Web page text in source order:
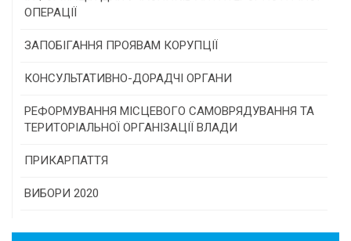
самоврядування
Конкурс інститутів громадянського суспільства
Програми/конкурси МТД
ОПЕРАЦІЇ
ЗАПОБІГАННЯ ПРОЯВАМ КОРУПЦІЇ
КОНСУЛЬТАТИВНО-ДОРАДЧІ ОРГАНИ
Консультативна рада
РЕФОРМУВАННЯ МІСЦЕВОГО САМОВРЯДУВАННЯ ТА
ТЕРИТОРІАЛЬНОЇ ОРГАНІЗАЦІЇ ВЛАДИ
ПРИКАРПАТТЯ
Історична довідка
ВИБОРИ 2020